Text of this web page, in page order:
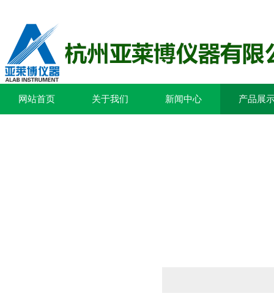
网站首页 关于我们 新闻中心 产品展